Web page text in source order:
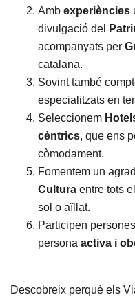
Amb experiències
divulgació del
acompanyats per
catalana.
Sovint també
especialitzats en
Seleccionem
cèntrics, que ens
còmodament.
Fomentem un
Cultura entre tots
sol o aïllat.
Participen
persona activa i
Descobreix perquè els